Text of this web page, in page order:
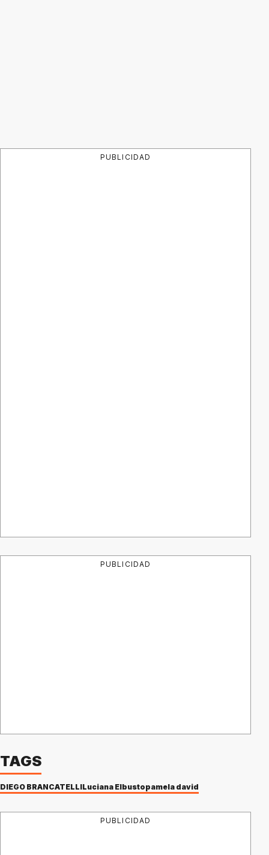
PUBLICIDAD
PUBLICIDAD
TAGS
DIEGO BRANCATELLILuciana Elbustopamela david
PUBLICIDAD